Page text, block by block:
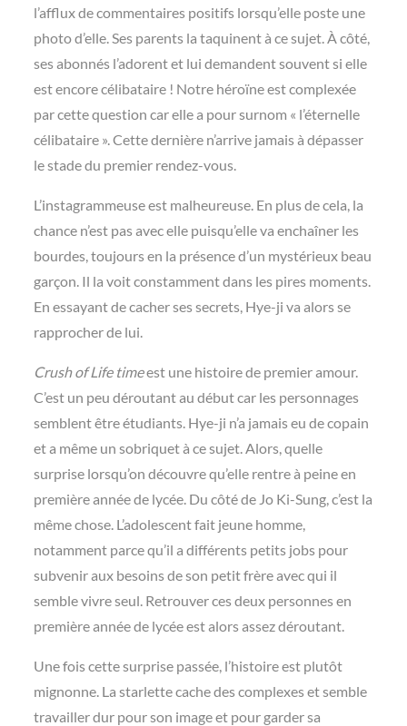
l’afflux de commentaires positifs lorsqu’elle poste une
photo d’elle. Ses parents la taquinent à ce sujet. À côté,
ses abonnés l’adorent et lui demandent souvent si elle
est encore célibataire ! Notre héroïne est complexée
par cette question car elle a pour surnom « l’éternelle
célibataire ». Cette dernière n’arrive jamais à dépasser
le stade du premier rendez-vous.
L’instagrammeuse est malheureuse. En plus de cela, la
chance n’est pas avec elle puisqu’elle va enchaîner les
bourdes, toujours en la présence d’un mystérieux beau
garçon. Il la voit constamment dans les pires moments.
En essayant de cacher ses secrets, Hye-ji va alors se
rapprocher de lui.
Crush of Life timeest une histoire de premier amour.
C’est un peu déroutant au début car les personnages
semblent être étudiants. Hye-ji n’a jamais eu de copain
et a même un sobriquet à ce sujet. Alors, quelle
surprise lorsqu’on découvre qu’elle rentre à peine en
première année de lycée. Du côté de Jo Ki-Sung, c’est la
même chose. L’adolescent fait jeune homme,
notamment parce qu’il a différents petits jobs pour
subvenir aux besoins de son petit frère avec qui il
semble vivre seul. Retrouver ces deux personnes en
première année de lycée est alors assez déroutant.
Une fois cette surprise passée, l’histoire est plutôt
mignonne. La starlette cache des complexes et semble
travailler dur pour son image et pour garder sa